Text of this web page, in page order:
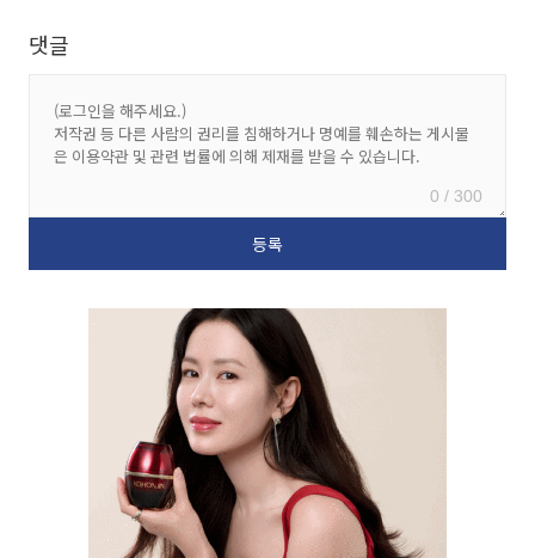
댓글
0 / 300